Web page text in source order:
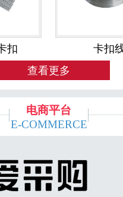
扣
卡扣
查看更多
电商平台
E-COMMERCE